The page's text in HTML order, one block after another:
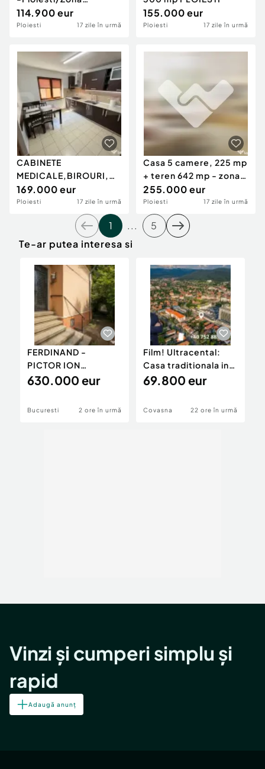
Centrala
114.900 eur
Ploiesti 17 zile în urmă
155.000 eur
Ploiesti 17 zile în urmă
CABINETE
MEDICALE,BIROURI,
275 mp UTILI, PLOIESTI
169.000 eur
Ploiesti 17 zile în urmă
Casa 5 camere, 225 mp
+ teren 642 mp - zona
Mihai Bravu
255.000 eur
Ploiesti 17 zile în urmă
1 ...
5
Te-ar putea interesa si
FERDINAND -
PICTOR ION
ANDREESCU, VILA
630.000 eur
Bucuresti 2 ore în urmă
Film! Ultracental:
Casa traditionala in
statiunea Covasna
69.800 eur
Covasna 22 ore în urmă
Vinzi și cumperi simplu și
rapid
Adaugă anunț